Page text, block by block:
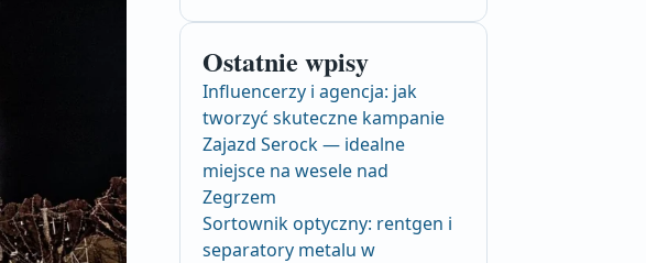
Ostatnie wpisy
Influencerzy i agencja: jak
tworzyć skuteczne kampanie
Zajazd Serock — idealne
miejsce na wesele nad
Zegrzem
Sortownik optyczny: rentgen i
separatory metalu w